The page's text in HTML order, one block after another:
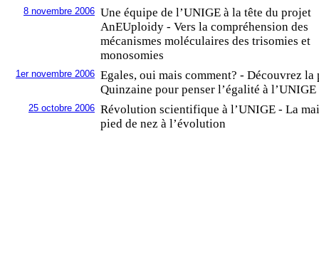
8 novembre 2006 Une équipe de l’UNIGE à la tête du projet
AnEUploidy - Vers la compréhension des
mécanismes moléculaires des trisomies et
monosomies
1er novembre 2006 Egales, oui mais comment? - Découvrez la
Quinzaine pour penser l’égalité à l’UNIGE
25 octobre 2006 Révolution scientifique à l’UNIGE - La
pied de nez à l’évolution